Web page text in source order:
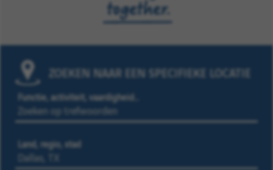
ZOEKEN NAAR EEN SPECIFIEKE LOCATIE
Functie, activiteit, vaardigheid…
Land, regio, stad